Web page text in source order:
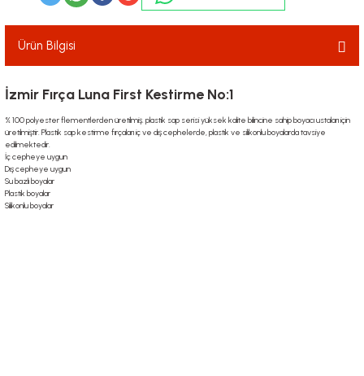
Ürün Bilgisi
İzmir Fırça Luna First Kestirme No:1
% 100 polyester flementlerden üretilmiş. plastik sap serisi yüksek kalite bilincine sahip boyacı ustaları için
üretilmiştir. Plastik sap kestirme fırçaları iç ve dış cephelerde, plastik ve silikonlu boyalarda tavsiye
edilmektedir.
İç cepheye uygun
Dış cepheye uygun
Su bazlı boyalar
Plastik boyalar
Silikonlu boyalar